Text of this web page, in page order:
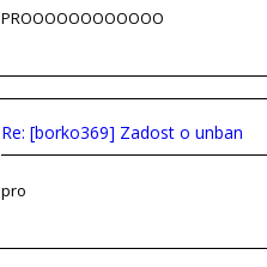
PROOOOOOOOOOOO
Re: [borko369] Zadost o unban
pro